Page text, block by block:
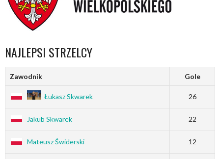
NAJLEPSI STRZELCY
Zawodnik Gole
Łukasz Skwarek 26
Jakub Skwarek 22
Mateusz Świderski 12